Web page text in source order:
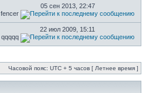
05 сен 2013, 22:47
fencer
22 июл 2009, 15:11
qqqqq
Часовой пояс: UTC + 5 часов [ Летнее время ]